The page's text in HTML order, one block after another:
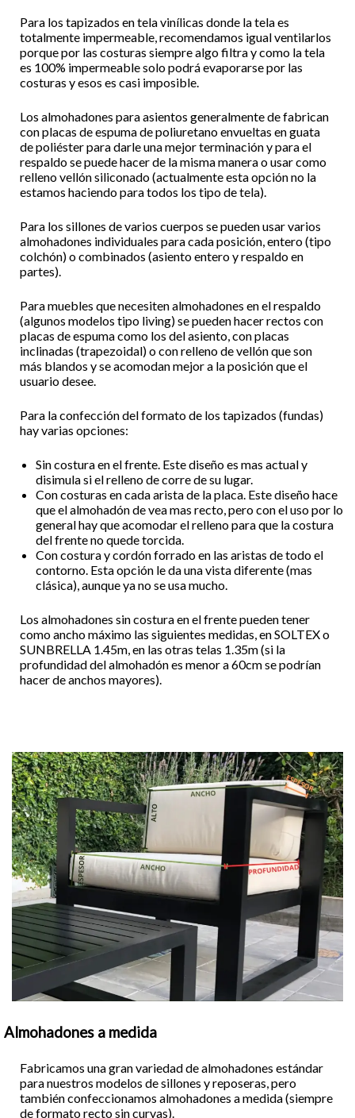
Para los tapizados en tela vinílicas donde la tela es
totalmente impermeable, recomendamos igual ventilarlos
porque por las costuras siempre algo filtra y como la tela
es 100% impermeable solo podrá evaporarse por las
costuras y esos es casi imposible.
Los almohadones para asientos generalmente de fabrican
con placas de espuma de poliuretano envueltas en guata
de poliéster para darle una mejor terminación y para el
respaldo se puede hacer de la misma manera o usar como
relleno vellón siliconado (actualmente esta opción no la
estamos haciendo para todos los tipo de tela).
Para los sillones de varios cuerpos se pueden usar varios
almohadones individuales para cada posición, entero (tipo
colchón) o combinados (asiento entero y respaldo en
partes).
Para muebles que necesiten almohadones en el respaldo
(algunos modelos tipo living) se pueden hacer rectos con
placas de espuma como los del asiento, con placas
inclinadas (trapezoidal) o con relleno de vellón que son
más blandos y se acomodan mejor a la posición que el
usuario desee.
Para la confección del formato de los tapizados (fundas)
hay varias opciones:
Sin costura en el frente. Este diseño es mas actual y
disimula si el relleno de corre de su lugar.
Con costuras en cada arista de la placa. Este diseño hace
que el almohadón de vea mas recto, pero con el uso por lo
general hay que acomodar el relleno para que la costura
del frente no quede torcida.
Con costura y cordón forrado en las aristas de todo el
contorno. Esta opción le da una vista diferente (mas
clásica), aunque ya no se usa mucho.
Los almohadones sin costura en el frente pueden tener
como ancho máximo las siguientes medidas, en SOLTEX o
SUNBRELLA 1.45m, en las otras telas 1.35m (si la
profundidad del almohadón es menor a 60cm se podrían
hacer de anchos mayores).
Almohadones a medida
Fabricamos una gran variedad de almohadones estándar
para nuestros modelos de sillones y reposeras, pero
también confeccionamos almohadones a medida (siempre
de formato recto sin curvas).